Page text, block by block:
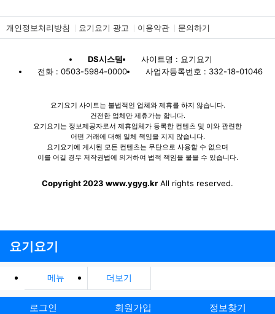
개인정보처리방침 요기요기 광고 이용약관 문의하기
DS시스템
사이트명 : 요기요기
전화 : 0503-5984-0000
사업자등록번호 : 332-18-01046
요기요기 사이트는 불법적인 업체와 제휴를 하지 않습니다.
건전한 업체만 제휴가능 합니다.
요기요기는 정보제공자로서 제휴업체가 등록한 컨텐츠 및 이와 관련한
어떤 거래에 대해 일체 책임을 지지 않습니다.
요기요기에 게시된 모든 컨텐츠는 무단으로 사용할 수 없으며
이를 어길 경우 저작권법에 의거하여 법적 책임을 물을 수 있습니다.
Copyright 2023 www.ygyg.kr All rights reserved.
요기요기
메뉴 더보기
로그인 회원가입 정보찾기